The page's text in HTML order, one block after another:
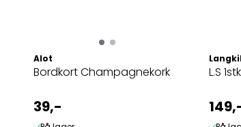
Alot
Bordkort Champagnekork
39,-
L.S